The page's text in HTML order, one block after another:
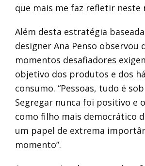
que mais me faz refletir neste
Além desta estratégia
designer Ana Penso observou
momentos desafiadores
objetivo dos produtos e dos
consumo. “Pessoas, tudo é
Segregar nunca foi positivo e
como filho mais democrático
um papel de extrema
momento”.